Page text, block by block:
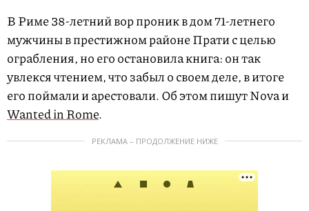
В Риме 38-летний вор проник в дом 71-летнего
мужчины в престижном районе Прати с целью
ограбления, но его остановила книга: он так
увлекся чтением, что забыл о своем деле, в итоге
его поймали и арестовали. Об этом пишут Nova и
Wanted in Rome.
РЕКЛАМА – ПРОДОЛЖЕНИЕ НИЖЕ